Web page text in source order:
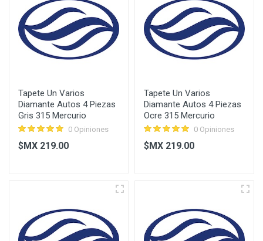
Tapete Un Varios
Diamante Autos 4 Piezas
Gris 315 Mercurio
0 Opiniones
$MX 219.00
Tapete Un Varios
Diamante Autos 4 Piezas
Ocre 315 Mercurio
0 Opiniones
$MX 219.00